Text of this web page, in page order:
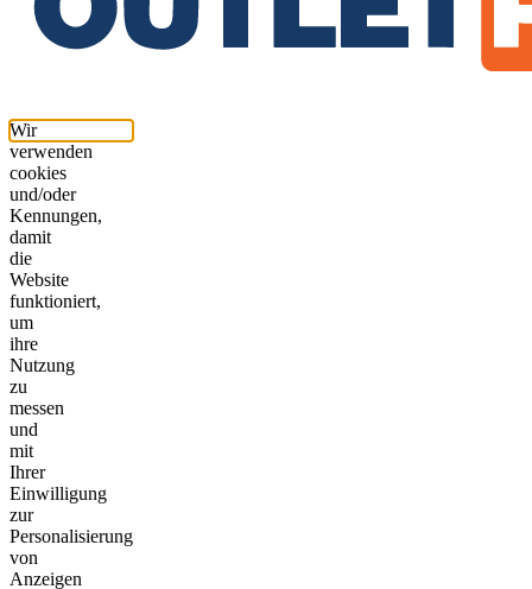
Wir
verwenden
cookies
und/oder
Kennungen,
damit
die
Website
funktioniert,
um
ihre
Nutzung
zu
messen
und
mit
Ihrer
Einwilligung
zur
Personalisierung
von
Anzeigen